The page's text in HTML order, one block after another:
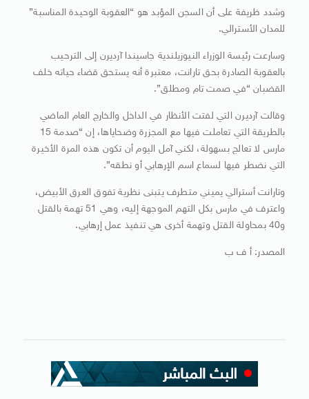
وشدد ظريفة على أن السجن المؤبد هو “العقوبة الوحيدة المناسبة”
للمدان الأسترالي.
وسارعت رئيسة الوزراء النيوزيلندية جاسيندا آرديرن إلى الترحيب
بالعقوبة الصادرة بحق تارانت، معتبرة أنه يستحق قضاء حياته خلف
القضبان “في صمت تام ومطلق”.
وقالت آرديرن التي لفتت الأنظار في الداخل والخارج العام الماضي
بالطريقة التي تعاملت فيها مع المجزرة وضحاياها، إن “صدمة 15
مارس لا تعالج بسهولة، لكني آمل اليوم أن تكون هذه المرة الأخيرة
التي نضطر فيها لسماع اسم الإرهابي أو نطقه”.
وتارانت أسترالي يميني متطرف يتبنى نظرية تفوق العرق الأبيض،
واعترف في مارس بكل التهم الموجهة إليه، وهي 51 تهمة بالقتل
و40 بمحاولة القتل وتهمة أخرى هي تنفيذ عمل إرهابي.
المصدر: أ ف ب